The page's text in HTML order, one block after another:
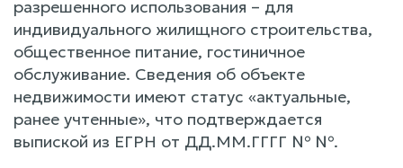
разрешенного использования – для
индивидуального жилищного строительства,
общественное питание, гостиничное
обслуживание. Сведения об объекте
недвижимости имеют статус «актуальные,
ранее учтенные», что подтверждается
выпиской из ЕГРН от ДД.ММ.ГГГГ № №.